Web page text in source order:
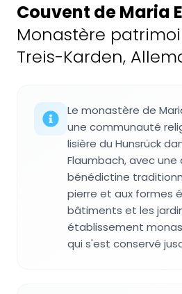
Couvent de Maria
Monastère
Treis-Karden,
Le monastère de
une communauté
lisière du Hunsrück
Flaumbach, avec
bénédictine
pierre et aux formes
bâtiments et les
établissement
qui s'est conservé